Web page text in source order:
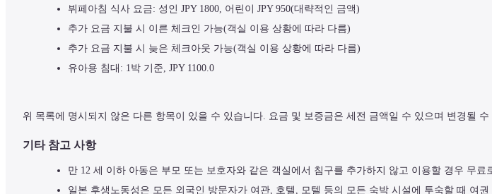
뷔페아침 식사 요금: 성인 JPY 1800, 어린이 JPY 950(대략적인 금액)
추가 요금 지불 시 이른 체크인 가능(객실 이용 상황에 따라 다름)
추가 요금 지불 시 늦은 체크아웃 가능(객실 이용 상황에 따라 다름)
유아용 침대: 1박 기준, JPY 1100.0
위 목록에 명시되지 않은 다른 항목이 있을 수 있습니다. 요금 및 보증금은 세전 금액일 수 있으며 변경될 수
기타 참고 사항
만 12 세 이하 아동은 부모 또는 보호자와 같은 객실에서 침구를 추가하지 않고 이용할 경우 무료
일본 후생노동성은 모든 외국인 방문자가 여관, 호텔, 모텔 등의 모든 숙박 시설에 투숙할 때 여